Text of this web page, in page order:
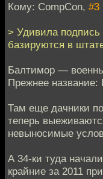
Кому: CompCon, #3
> Удивила подпись
базируются в
Балтимор —
Прежнее название:
Там еще дачники
теперь
невыносимые
А 34-ки туда
крайние за 2011